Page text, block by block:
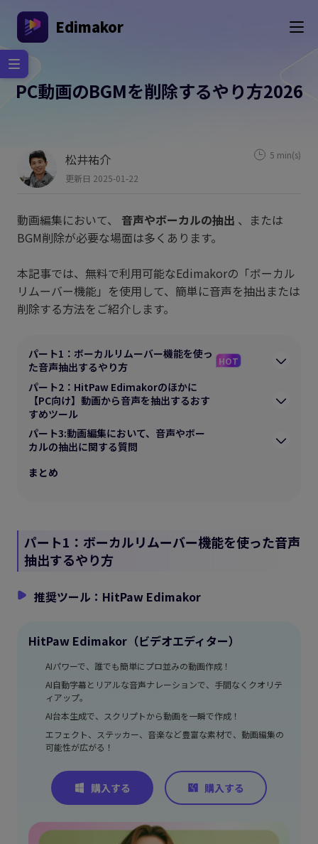
Edimakor
PC動画のBGMを削除するやり方2026
松井祐介
更新日 2025-01-22
5 min(s)
動画編集において、 音声やボーカルの抽出 、または
BGM削除が必要な場面は多くあります。
本記事では、無料で利用可能なEdimakorの「ボーカル
リムーバー機能」を使用して、簡単に音声を抽出または
削除する方法をご紹介します。
パート1：ボーカルリムーバー機能を使っ
た音声抽出するやり方
HOT
パート2：HitPaw Edimakorのほかに
【PC向け】動画から音声を抽出するおす
すめツール
パート3:動画編集において、音声やボー
カルの抽出に関する質問
まとめ
パート1：ボーカルリムーバー機能を使った音声
抽出するやり方
推奨ツール：HitPaw Edimakor
HitPaw Edimakor（ビデオエディター）
AIパワーで、誰でも簡単にプロ並みの動画作成！
AI自動字幕とリアルな音声ナレーションで、手間なくクオリテ
ィアップ。
AI台本生成で、スクリプトから動画を一瞬で作成！
エフェクト、ステッカー、音楽など豊富な素材で、動画編集の
可能性が広がる！